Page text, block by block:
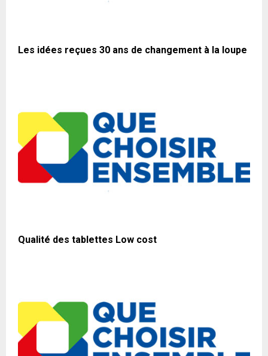
Les idées reçues 30 ans de changement à la loupe
Qualité des tablettes Low cost